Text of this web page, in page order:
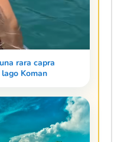
rara capra
Koman